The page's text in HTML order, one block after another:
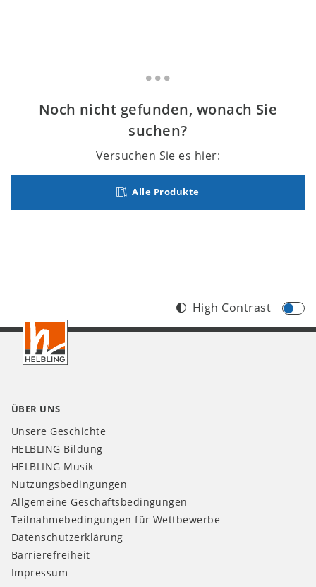
Noch nicht gefunden, wonach Sie
suchen?
Versuchen Sie es hier:
Alle Produkte
Footer
CH
High Contrast
ÜBER UNS
Unsere Geschichte
HELBLING Bildung
HELBLING Musik
Nutzungsbedingungen
Allgemeine Geschäftsbedingungen
Teilnahmebedingungen für Wettbewerbe
Datenschutzerklärung
Barrierefreiheit
Impressum